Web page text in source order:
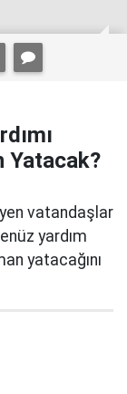
Yatacak?
vatandaşlar
yardım
yatacağını